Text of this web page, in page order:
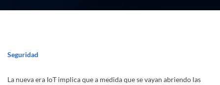
Seguridad
La nueva era IoT implica que a medida que se vayan abriendo las